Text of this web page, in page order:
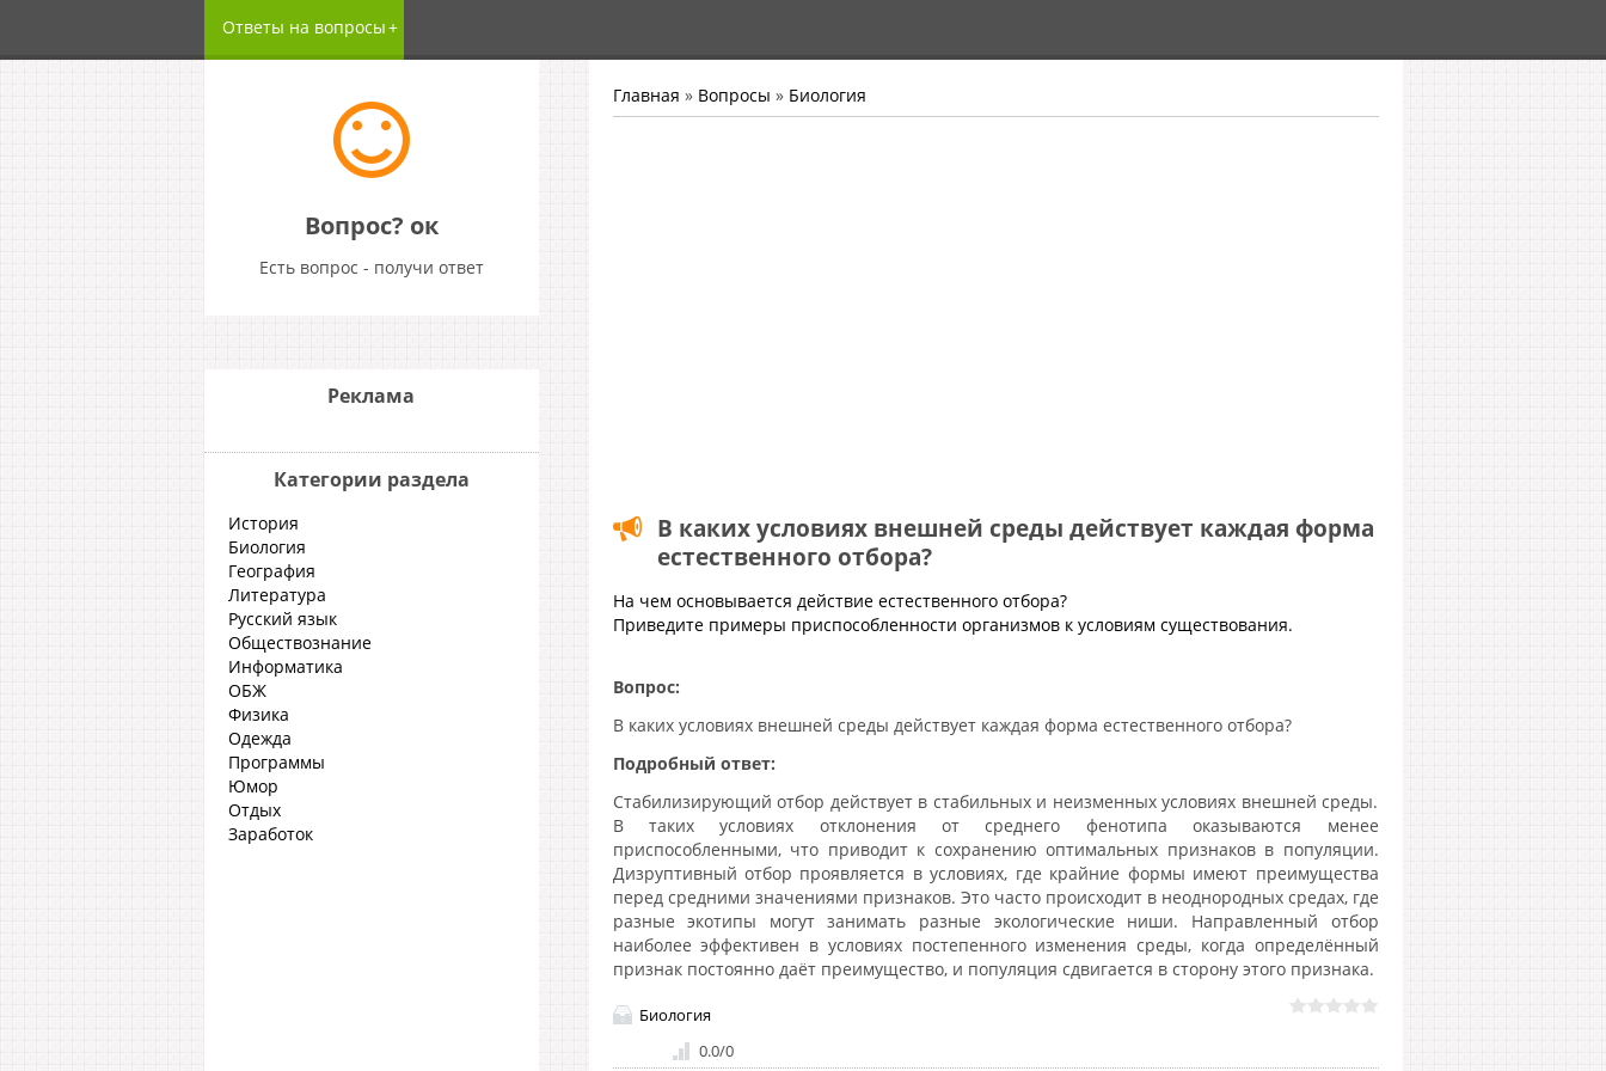
Ответы на вопросы
Вопрос? ок
Есть вопрос - получи ответ
Главная » Вопросы » Биология
В каких условиях внешней среды действует каждая форма
естественного отбора?
На чем основывается действие естественного отбора?
Приведите примеры приспособленности организмов к условиям существования.
Вопрос:
В каких условиях внешней среды действует каждая форма естественного отбора?
Подробный ответ:
Стабилизирующий отбор действует в стабильных и неизменных условиях внешней среды.
В таких условиях отклонения от среднего фенотипа оказываются менее
приспособленными, что приводит к сохранению оптимальных признаков в популяции.
Дизруптивный отбор проявляется в условиях, где крайние формы имеют преимущества
перед средними значениями признаков. Это часто происходит в неоднородных средах, где
разные экотипы могут занимать разные экологические ниши. Направленный отбор
наиболее эффективен в условиях постепенного изменения среды, когда определённый
признак постоянно даёт преимущество, и популяция сдвигается в сторону этого признака.
Биология
0.0/0
Реклама
Категории раздела
История
Биология
География
Литература
Русский язык
Обществознание
Информатика
ОБЖ
Физика
Одежда
Программы
Юмор
Отдых
Заработок